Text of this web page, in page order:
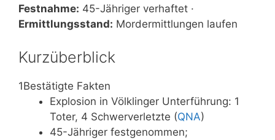
Festnahme: 45-Jähriger verhaftet ·
Ermittlungsstand: Mordermittlungen laufen
Kurzüberblick
1Bestätigte Fakten
Explosion in Völklinger Unterführung: 1
Toter, 4 Schwerverletzte (QNA)
45-Jähriger festgenommen;